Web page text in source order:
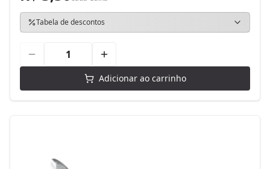
Tabela de descontos
Adicionar ao carrinho